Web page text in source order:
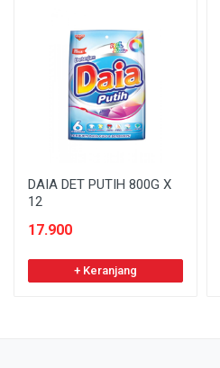
DAIA DET PUTIH 800G X
12
17.900
+ Keranjang